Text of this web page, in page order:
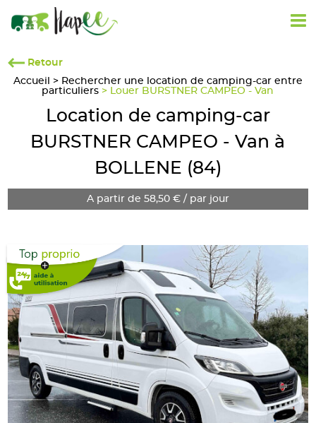
Retour
Accueil
> Rechercher une location de camping-car entre
particuliers > Louer BURSTNER CAMPEO - Van
Location de camping-car
BURSTNER CAMPEO - Van à
BOLLENE (84)
A partir de 58,50 € / par jour